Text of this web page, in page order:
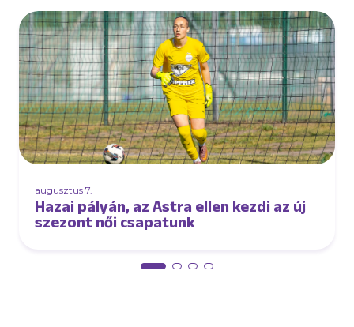
augusztus 7.
Hazai pályán, az Astra ellen kezdi az új
szezont női csapatunk